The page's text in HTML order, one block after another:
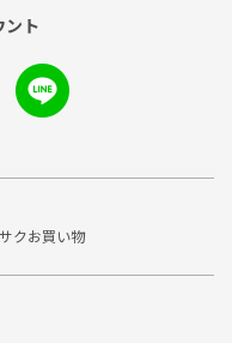
ント
クお買い物